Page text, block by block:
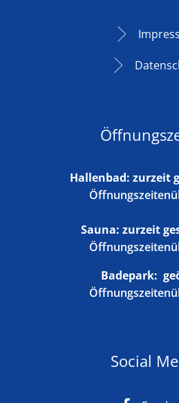
Hallenbad: zurzeit
Sauna: zurzeit
Badepark:
Social